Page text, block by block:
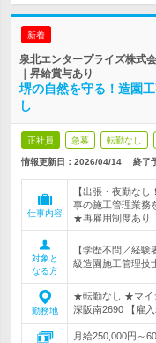
新着
泉北エンタープライズ株式
｜昇給賞与あり
堺の自然を守る！造園
し
正社員 急募 転勤なし
情報更新日：2026/04/14 終了
仕事内容
【出張・夜勤な
事の施工管理業務
★再雇用制度あり
対象と
なる方
【学歴不問／経
級造園施工管理
勤務地
★転勤なし ★マイ
深阪南2690 【雇
月給250,000円～